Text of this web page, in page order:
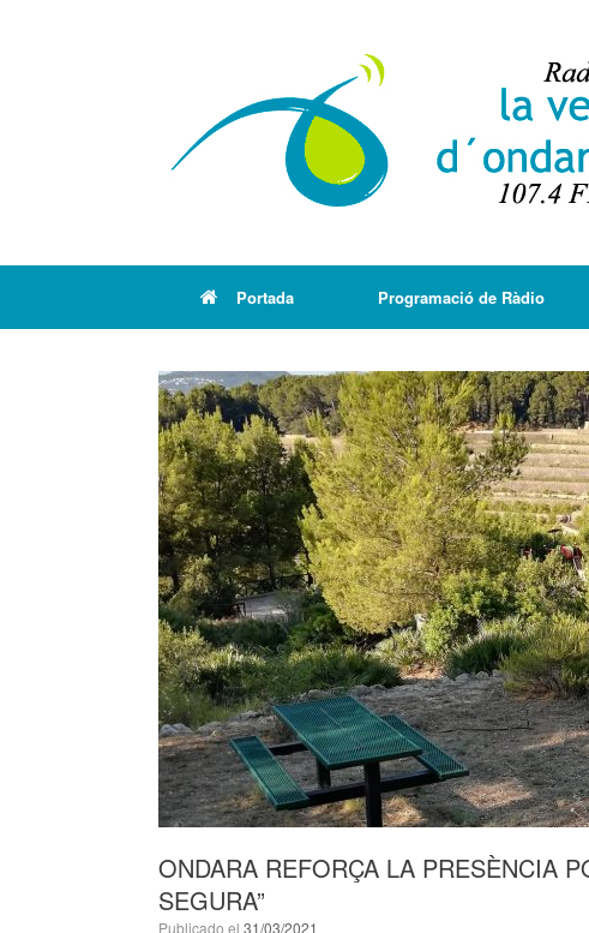
Portada Programació de Ràdio
ONDARA REFORÇA LA PRESÈNCIA
SEGURA”
Publicado el 31/03/2021